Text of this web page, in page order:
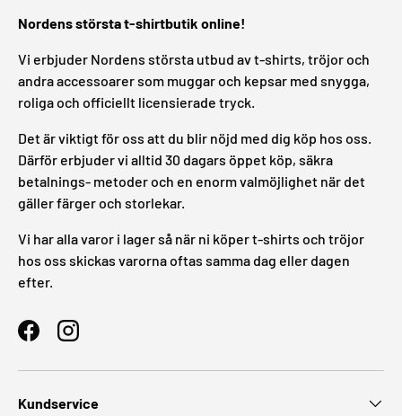
Nordens största t-shirtbutik online!
Vi erbjuder Nordens största utbud av t-shirts, tröjor och
andra accessoarer som muggar och kepsar med snygga,
roliga och officiellt licensierade tryck.
Det är viktigt för oss att du blir nöjd med dig köp hos oss.
Därför erbjuder vi alltid 30 dagars öppet köp, säkra
betalnings- metoder och en enorm valmöjlighet när det
gäller färger och storlekar.
Vi har alla varor i lager så när ni köper t-shirts och tröjor
hos oss skickas varorna oftas samma dag eller dagen
efter.
FacebookInstagram
Kundservice